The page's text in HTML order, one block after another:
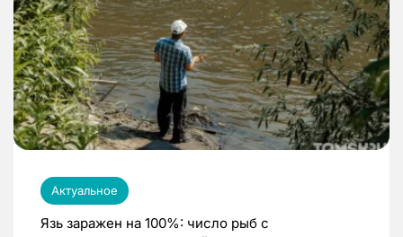
Актуальное
Язь заражен на 100%: число рыб с